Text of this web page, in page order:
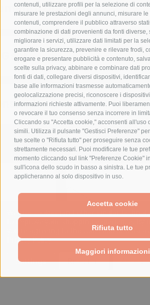
contenuti, utilizzare profili per la selezione di
misurare le prestazioni degli annunci, misurare
contenuti, comprendere il pubblico attraverso
combinazione di dati provenienti da fonti diverse,
migliorare i servizi, utilizzare dati limitati per la
garantire la sicurezza, prevenire e rilevare frodi,
erogare e presentare pubblicità e contenuto,
scelte sulla privacy, abbinare e combinare dati
fonti di dati, collegare diversi dispositivi,
base alle informazioni trasmesse
geolocalizzazione precisi, riconoscere i
informazioni richieste attivamente. Puoi
o revocare il tuo consenso senza incorrere in
Cliccando su "Accetta cookie," acconsenti all'uso
simili. Utilizza il pulsante "Gestisci Preferenze"
tue scelte o "Rifiuta tutto" per proseguire senza
strettamente necessari. Puoi modificare le tue
momento cliccando sul link "Preferenze Cookie"
sull'icona dello scudo in basso a sinistra. Le tue
applicheranno al solo dispositivo in uso.
Accetta cookie
Rifiuta tutto
Maggiori informazioni
PRODOTTI CORRELATI
We use cookies (and other similar
to improve your shopping experience.
you're agreeing to the collection of data
Privacy Policy.
Settings Reject all Accept